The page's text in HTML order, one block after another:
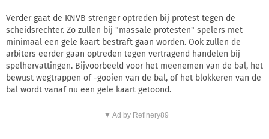
Verder gaat de KNVB strenger optreden bij protest tegen de
scheidsrechter. Zo zullen bij "massale protesten" spelers met
minimaal een gele kaart bestraft gaan worden. Ook zullen de
arbiters eerder gaan optreden tegen vertragend handelen bij
spelhervattingen. Bijvoorbeeld voor het meenemen van de bal, het
bewust wegtrappen of -gooien van de bal, of het blokkeren van de
bal wordt vanaf nu een gele kaart getoond.
▼ Ad by Refinery89